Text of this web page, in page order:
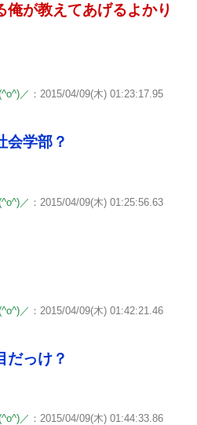
俺が教えてあげるよかり
／ ：2015/04/09(木) 01:23:17.95
学部？
／ ：2015/04/09(木) 01:25:56.63
／ ：2015/04/09(木) 01:42:21.46
だっけ？
／ ：2015/04/09(木) 01:44:33.86